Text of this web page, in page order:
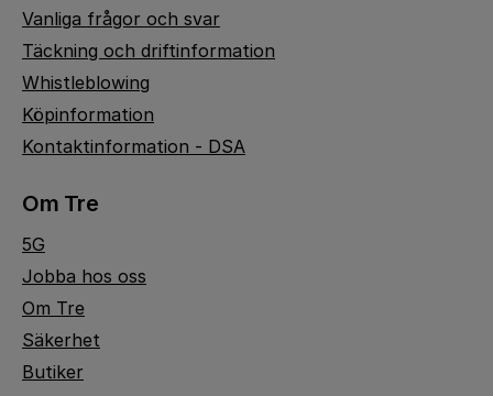
Vanliga frågor och svar
Täckning och driftinformation
Whistleblowing
Köpinformation
Kontaktinformation - DSA
Om Tre
5G
Jobba hos oss
Om Tre
Säkerhet
Butiker